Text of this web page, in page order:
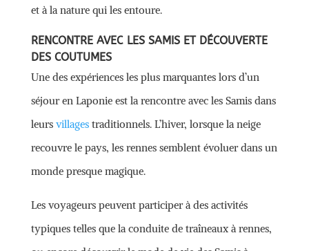
et à la nature qui les entoure.
RENCONTRE AVEC LES SAMIS ET DÉCOUVERTE
DES COUTUMES
Une des expériences les plus marquantes lors d’un
séjour en Laponie est la rencontre avec les Samis dans
leurs villagestraditionnels. L’hiver, lorsque la neige
recouvre le pays, les rennes semblent évoluer dans un
monde presque magique.
Les voyageurs peuvent participer à des activités
typiques telles que la conduite de traîneaux à rennes,